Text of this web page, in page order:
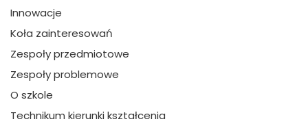
Innowacje
Koła zainteresowań
Zespoły przedmiotowe
Zespoły problemowe
O szkole
Technikum kierunki kształcenia